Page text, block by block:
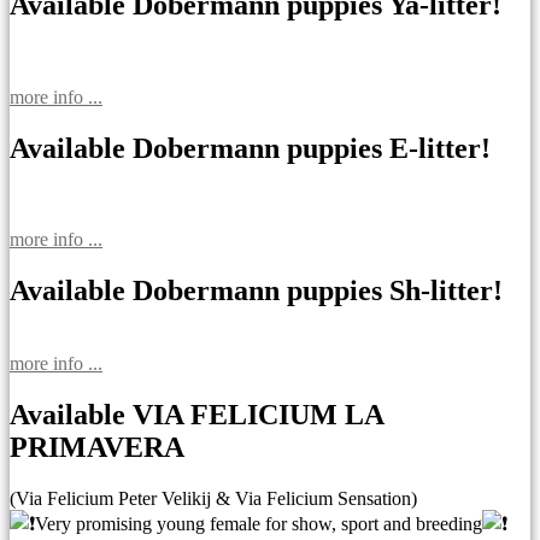
more info ...
Available Dobermann puppies E-litter!
more info ...
Available Dobermann puppies Sh-litter!
more info ...
Available VIA FELICIUM LA
PRIMAVERA
(Via Felicium Peter Velikij & Via Felicium Sensation)
Very promising young female for show, sport and breeding